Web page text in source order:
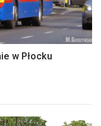
w Płocku